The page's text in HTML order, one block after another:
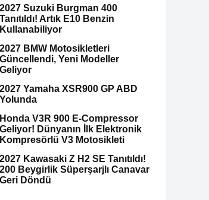
2027 Suzuki Burgman 400
Tanıtıldı! Artık E10 Benzin
Kullanabiliyor
2027 BMW Motosikletleri
Güncellendi, Yeni Modeller
Geliyor
2027 Yamaha XSR900 GP ABD
Yolunda
Honda V3R 900 E-Compressor
Geliyor! Dünyanın İlk Elektronik
Kompresörlü V3 Motosikleti
2027 Kawasaki Z H2 SE Tanıtıldı!
200 Beygirlik Süperşarjlı Canavar
Geri Döndü